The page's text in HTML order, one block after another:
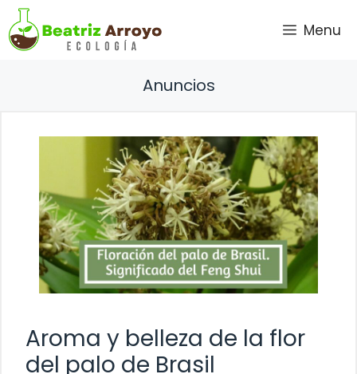
Saltar
al
contenido
Menu
Anuncios
Aroma y belleza de la flor
del palo de Brasil